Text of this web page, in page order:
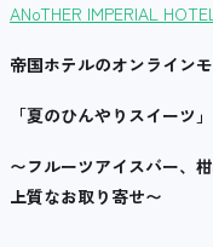
ANoTHER IMPERIAL
帝国ホテルのオンライン
「夏のひんやりスイーツ
〜フルーツアイスバー、
上質なお取り寄せ〜